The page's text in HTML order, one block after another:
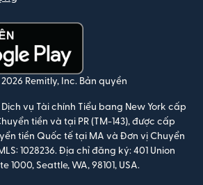
2026 Remitly, Inc. Bản quyền
Dịch vụ Tài chính Tiểu bang New York cấp
tiền và tại PR (TM-143), được cấp
tiền Quốc tế tại MA và Đơn vị Chuyển
1028236. Địa chỉ đăng ký: 401 Union
1000, Seattle, WA, 98101, USA.